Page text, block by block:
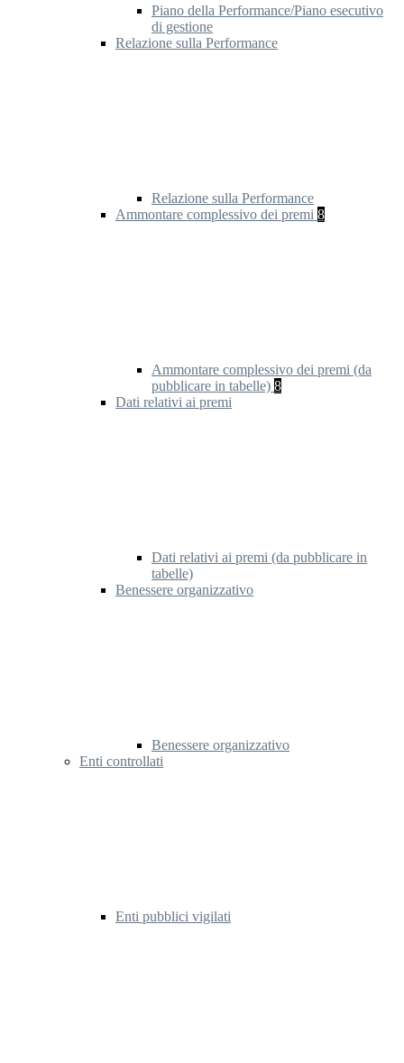
Piano della Performance/Piano esecutivo
di gestione
Relazione sulla Performance
Relazione sulla Performance
Ammontare complessivo dei premi 8
Ammontare complessivo dei premi (da
pubblicare in tabelle) 8
Dati relativi ai premi
Dati relativi ai premi (da pubblicare in
tabelle)
Benessere organizzativo
Benessere organizzativo
Enti controllati
Enti pubblici vigilati